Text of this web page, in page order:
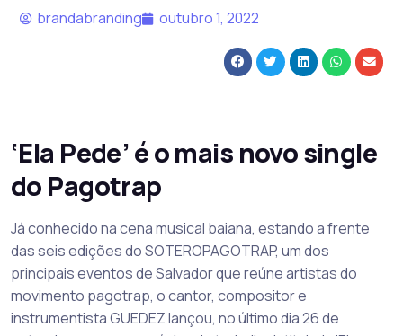
brandabranding outubro 1, 2022
‘Ela Pede’ é o mais novo single
do Pagotrap
Já conhecido na cena musical baiana, estando a frente
das seis edições do SOTEROPAGOTRAP, um dos
principais eventos de Salvador que reúne artistas do
movimento pagotrap, o cantor, compositor e
instrumentista GUEDEZ lançou, no último dia 26 de